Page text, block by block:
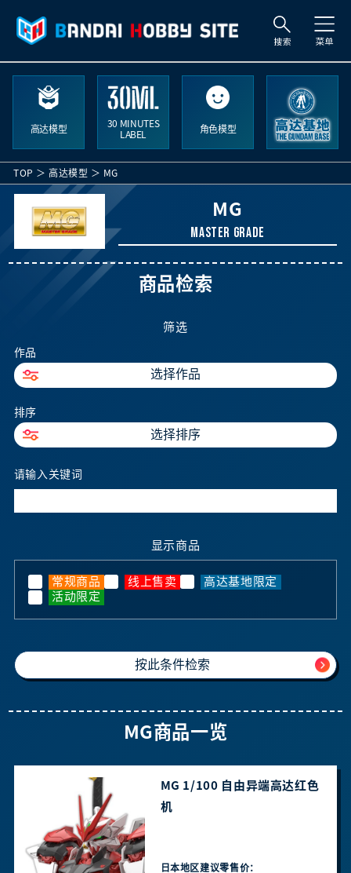
索
高达模型
30 MINUTES
LABEL
角色模型
TOP 高达模型 MG
MG
MASTER GRADE
商品检索
筛选
作品
选择作品
排序
选择排序
请输入关键词
显示商品
常规商品 线上售卖
高达基地限定
活动限定
MG商品一览
MG 1/100 自由异端高达红色
机
日本地区建议零售价：